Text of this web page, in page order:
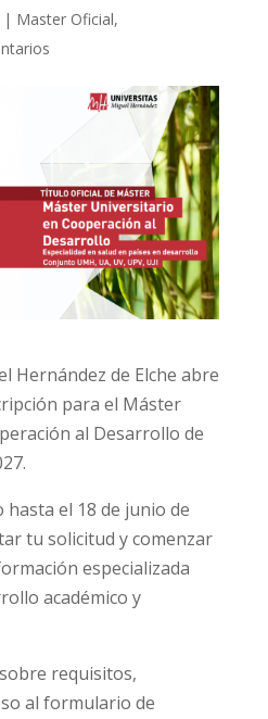
| Master Oficial,
Hernández de Elche abre
para el Máster
al Desarrollo de
hasta el 18 de junio de
tu solicitud y comenzar
especializada
académico y
requisitos,
al formulario de